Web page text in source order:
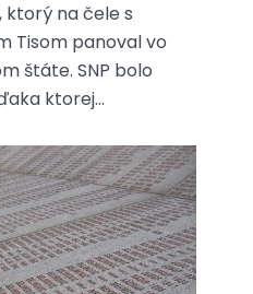
ktorý na čele s
Tisom panoval vo
štáte. SNP bolo
ktorej...